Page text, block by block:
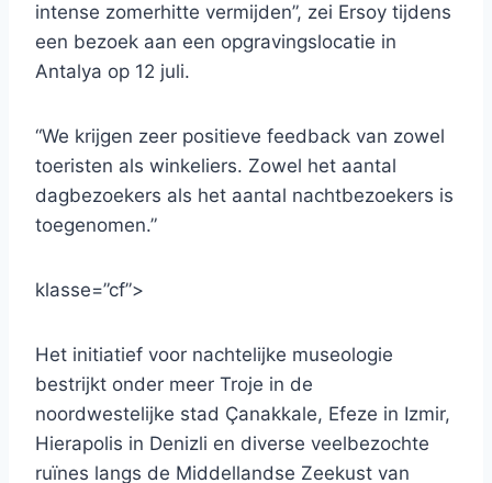
intense zomerhitte vermijden”, zei Ersoy tijdens
een bezoek aan een opgravingslocatie in
Antalya op 12 juli.
“We krijgen zeer positieve feedback van zowel
toeristen als winkeliers. Zowel het aantal
dagbezoekers als het aantal nachtbezoekers is
toegenomen.”
klasse=”cf”>
Het initiatief voor nachtelijke museologie
bestrijkt onder meer Troje in de
noordwestelijke stad Çanakkale, Efeze in Izmir,
Hierapolis in Denizli en diverse veelbezochte
ruïnes langs de Middellandse Zeekust van